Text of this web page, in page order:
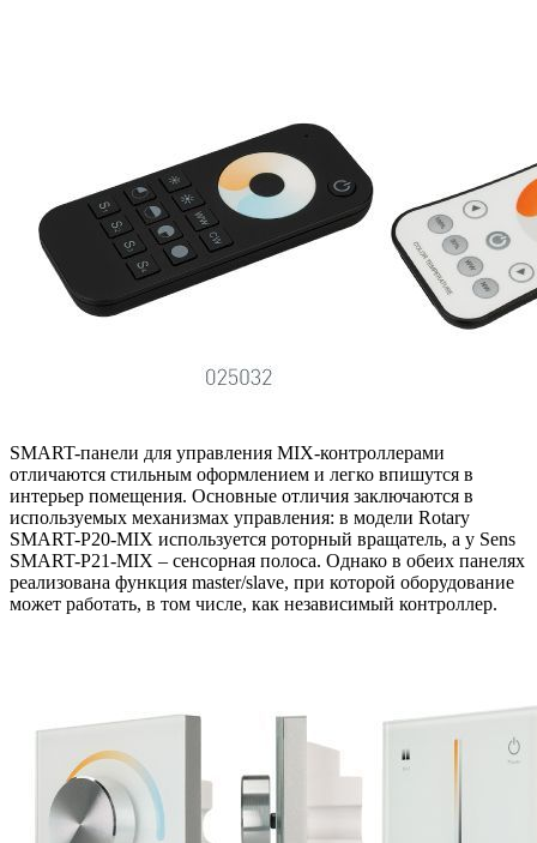
SMART-панели для управления MIX-контроллерами
отличаются стильным оформлением и легко впишутся в
интерьер помещения. Основные отличия заключаются в
используемых механизмах управления: в модели Rotary
SMART-P20-MIX используется роторный вращатель, а у Sens
SMART-P21-MIX – сенсорная полоса. Однако в обеих панелях
реализована функция master/slave, при которой оборудование
может работать, в том числе, как независимый контроллер.